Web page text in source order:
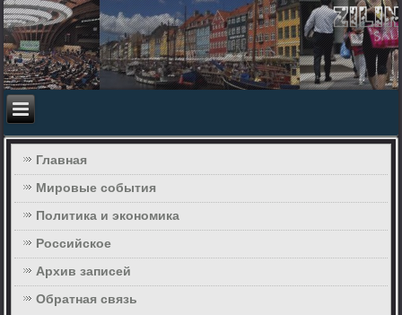
Главная
Мировые события
Политика и экономика
Российское
Архив записей
Обратная связь